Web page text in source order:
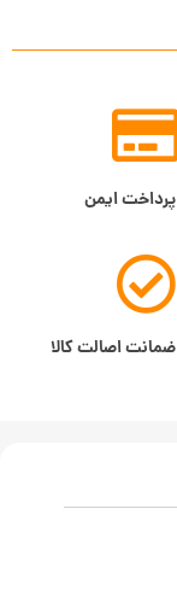
پرداخت ایمن
ضمانت اصالت کالا